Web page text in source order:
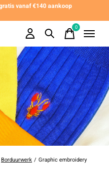
vanaf €140 aankoop
0items
Borduurwerk / Graphic embroidery